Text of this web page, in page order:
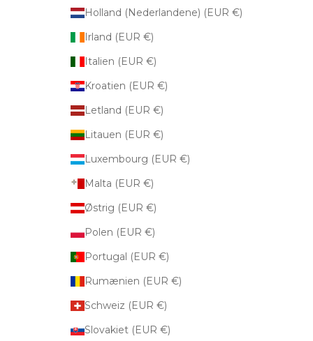
Holland (Nederlandene) (EUR €)
Irland (EUR €)
Italien (EUR €)
Kroatien (EUR €)
Letland (EUR €)
Litauen (EUR €)
Luxembourg (EUR €)
Malta (EUR €)
Østrig (EUR €)
Polen (EUR €)
Portugal (EUR €)
Rumænien (EUR €)
Schweiz (EUR €)
Slovakiet (EUR €)